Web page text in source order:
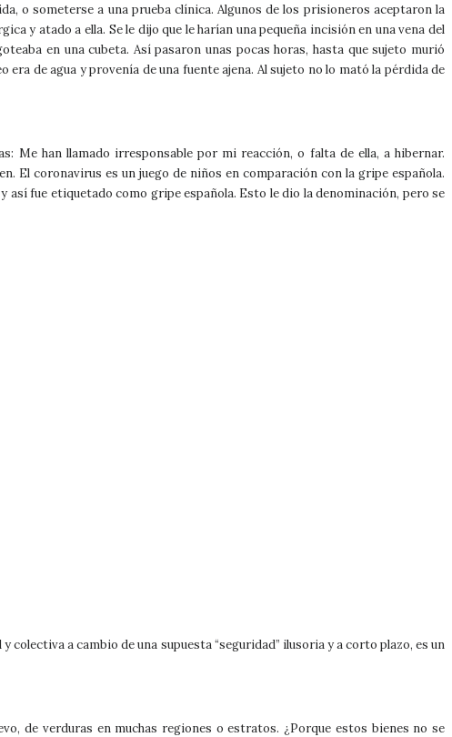
o someterse a una prueba clínica. Algunos de los prisioneros aceptaron la
y atado a ella. Se le dijo que le harían una pequeña incisión en una vena del
en una cubeta. Así pasaron unas pocas horas, hasta que sujeto murió
de agua y provenía de una fuente ajena. Al sujeto no lo mató la pérdida de
Me han llamado irresponsable por mi reacción, o falta de ella, a hibernar.
El coronavirus es un juego de niños en comparación con la gripe española.
fue etiquetado como gripe española. Esto le dio la denominación, pero se
a cambio de una supuesta “seguridad” ilusoria y a corto plazo, es un
de verduras en muchas regiones o estratos. ¿Porque estos bienes no se